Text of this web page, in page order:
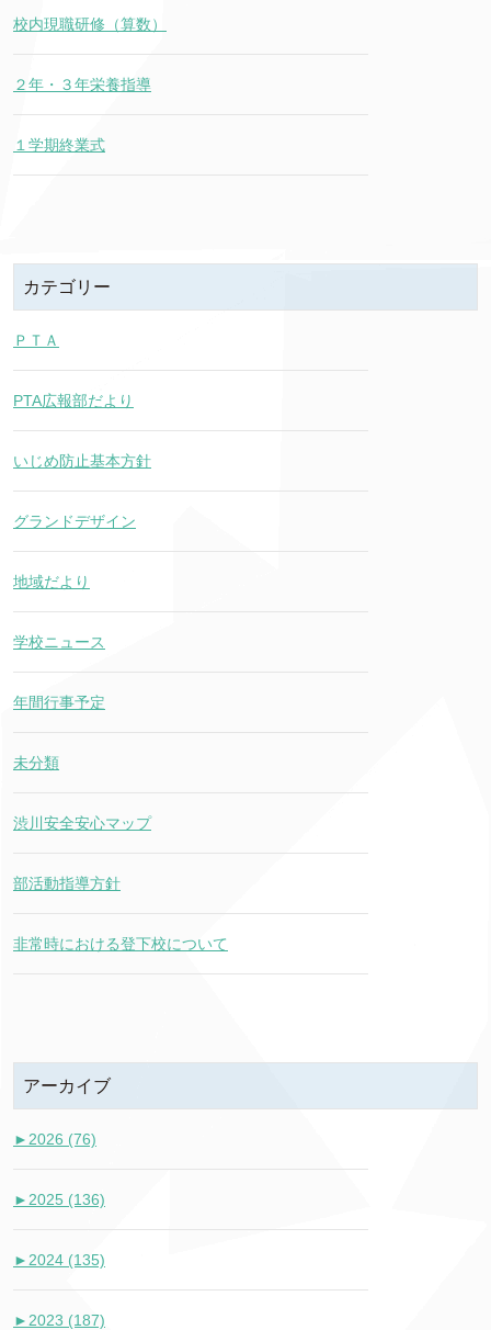
校内現職研修（算数）
２年・３年栄養指導
１学期終業式
カテゴリー
ＰＴＡ
PTA広報部だより
いじめ防止基本方針
グランドデザイン
地域だより
学校ニュース
年間行事予定
未分類
渋川安全安心マップ
部活動指導方針
非常時における登下校について
アーカイブ
► 2026 (76)
► 2025 (136)
► 2024 (135)
► 2023 (187)